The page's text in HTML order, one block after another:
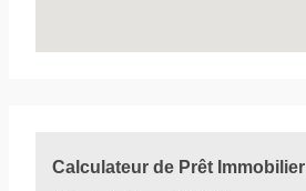
Calculateur de Prêt Immobilier